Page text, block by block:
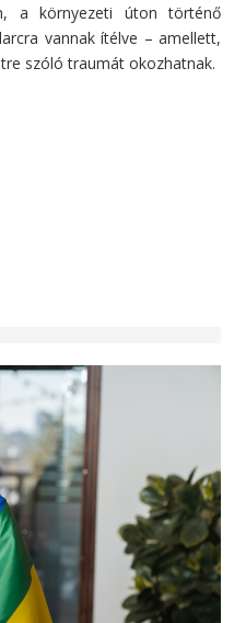
a környezeti úton történő
vannak ítélve – amellett,
szóló traumát okozhatnak.